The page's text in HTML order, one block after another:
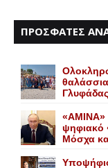
ΠΡΟΣΦΑΤΕΣ
Γλυφάδας
«AMINA»
ψηφιακό
Μόσχα